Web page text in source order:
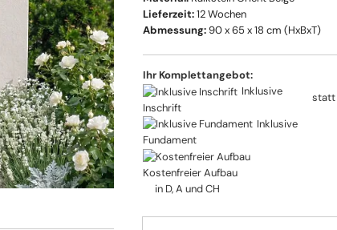
Lieferzeit:12 Wochen
Abmessung:90 x 65 x 18 cm (HxBxT)
Ihr Komplettangebot:
Inklusive
Inschrift
Inklusive
Fundament
Kostenfreier Aufbau
in D, A und CH
statt